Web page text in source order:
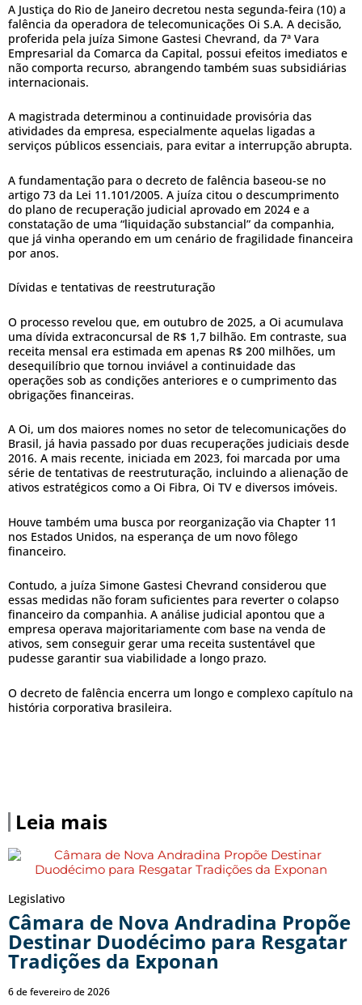
A Justiça do Rio de Janeiro decretou nesta segunda-feira (10) a
falência da operadora de telecomunicações Oi S.A. A decisão,
proferida pela juíza Simone Gastesi Chevrand, da 7ª Vara
Empresarial da Comarca da Capital, possui efeitos imediatos e
não comporta recurso, abrangendo também suas subsidiárias
internacionais.
A magistrada determinou a continuidade provisória das
atividades da empresa, especialmente aquelas ligadas a
serviços públicos essenciais, para evitar a interrupção abrupta.
A fundamentação para o decreto de falência baseou-se no
artigo 73 da Lei 11.101/2005. A juíza citou o descumprimento
do plano de recuperação judicial aprovado em 2024 e a
constatação de uma “liquidação substancial” da companhia,
que já vinha operando em um cenário de fragilidade financeira
por anos.
Dívidas e tentativas de reestruturação
O processo revelou que, em outubro de 2025, a Oi acumulava
uma dívida extraconcursal de R$ 1,7 bilhão. Em contraste, sua
receita mensal era estimada em apenas R$ 200 milhões, um
desequilíbrio que tornou inviável a continuidade das
operações sob as condições anteriores e o cumprimento das
obrigações financeiras.
A Oi, um dos maiores nomes no setor de telecomunicações do
Brasil, já havia passado por duas recuperações judiciais desde
2016. A mais recente, iniciada em 2023, foi marcada por uma
série de tentativas de reestruturação, incluindo a alienação de
ativos estratégicos como a Oi Fibra, Oi TV e diversos imóveis.
Houve também uma busca por reorganização via Chapter 11
nos Estados Unidos, na esperança de um novo fôlego
financeiro.
Contudo, a juíza Simone Gastesi Chevrand considerou que
essas medidas não foram suficientes para reverter o colapso
financeiro da companhia. A análise judicial apontou que a
empresa operava majoritariamente com base na venda de
ativos, sem conseguir gerar uma receita sustentável que
pudesse garantir sua viabilidade a longo prazo.
O decreto de falência encerra um longo e complexo capítulo na
história corporativa brasileira.
Leia mais
Legislativo
Câmara de Nova Andradina Propõe
Destinar Duodécimo para Resgatar
Tradições da Exponan
6 de fevereiro de 2026